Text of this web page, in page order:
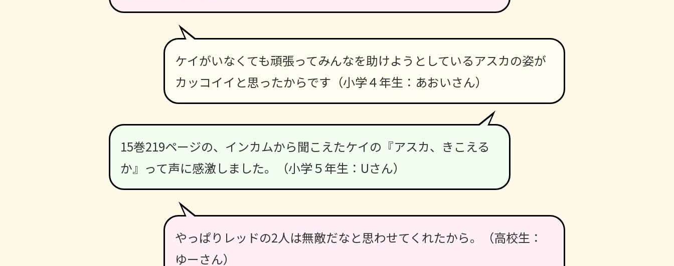
ケイがいなくても頑張ってみんなを助けようとしているアスカの姿が
カッコイイと思ったからです（小学４年生：あおいさん）
15巻219ページの、インカムから聞こえたケイの『アスカ、きこえる
か』って声に感激しました。（小学５年生：Uさん）
やっぱりレッドの2人は無敵だなと思わせてくれたから。（高校生：
ゆーさん）